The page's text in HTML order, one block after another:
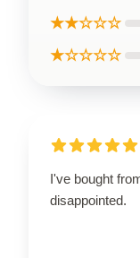
★★☆☆☆
★☆☆☆☆
I've bought
disappointed.